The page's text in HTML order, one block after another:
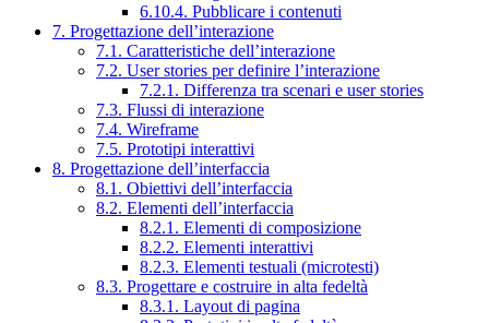
6.10.4. Pubblicare i contenuti
7. Progettazione dell’interazione
7.1. Caratteristiche dell’interazione
7.2. User stories per definire l’interazione
7.2.1. Differenza tra scenari e user stories
7.3. Flussi di interazione
7.4. Wireframe
7.5. Prototipi interattivi
8. Progettazione dell’interfaccia
8.1. Obiettivi dell’interfaccia
8.2. Elementi dell’interfaccia
8.2.1. Elementi di composizione
8.2.2. Elementi interattivi
8.2.3. Elementi testuali (microtesti)
8.3. Progettare e costruire in alta fedeltà
8.3.1. Layout di pagina